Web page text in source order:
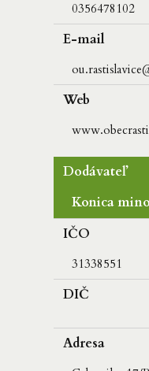
0356478102
E-mail
Web
Dodávateľ
Konica
IČO
31338551
DIČ
Adresa